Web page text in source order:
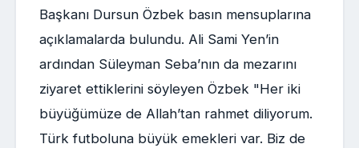
Başkanı Dursun Özbek basın mensuplarına
açıklamalarda bulundu. Ali Sami Yen’in
ardından Süleyman Seba’nın da mezarını
ziyaret ettiklerini söyleyen Özbek "Her iki
büyüğümüze de Allah’tan rahmet diliyorum.
Türk futboluna büyük emekleri var. Biz de